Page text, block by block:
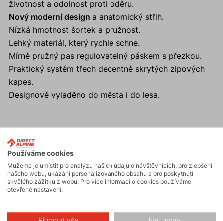
životnost a odolnost proti oděru.
Nový moderní design a anatomický střih.
Nízká hmotnost šortek a pružnost.
Lehký materiál, který rychle schne.
Mírně pružný pas regulovatelný páskem s přezkou.
Praktický systém třech decentně skrytých zipových
kapes.
Designově vyladěno do města i do lesa.
Aktivity
Turistika
Používáme cookies
Můžeme je umístit pro analýzu našich údajů o návštěvnících, pro zlepšení
našeho webu, ukázání personalizovaného obsahu a pro poskytnutí
skvělého zážitku z webu. Pro více informací o cookies používáme
otevřené nastavení.